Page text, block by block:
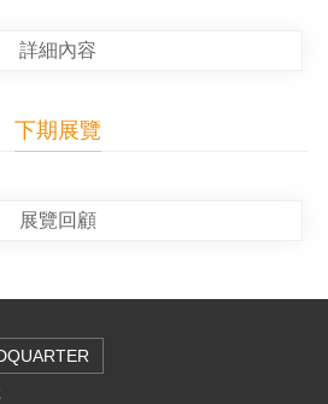
詳細內容
下期展覽
展覽回顧